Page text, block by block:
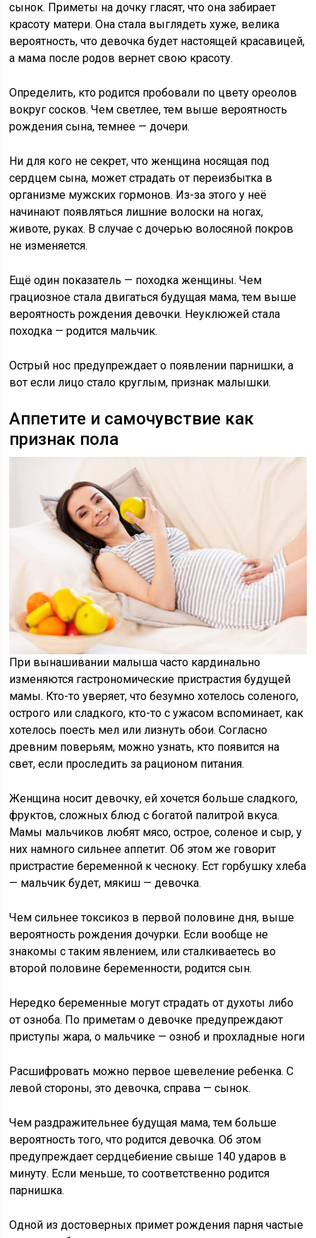
сынок. Приметы на дочку гласят, что она забирает
красоту матери. Она стала выглядеть хуже, велика
вероятность, что девочка будет настоящей красавицей,
а мама после родов вернет свою красоту.
Определить, кто родится пробовали по цвету ореолов
вокруг сосков. Чем светлее, тем выше вероятность
рождения сына, темнее — дочери.
Ни для кого не секрет, что женщина носящая под
сердцем сына, может страдать от переизбытка в
организме мужских гормонов. Из-за этого у неё
начинают появляться лишние волоски на ногах,
животе, руках. В случае с дочерью волосяной покров
не изменяется.
Ещё один показатель — походка женщины. Чем
грациозное стала двигаться будущая мама, тем выше
вероятность рождения девочки. Неуклюжей стала
походка — родится мальчик.
Острый нос предупреждает о появлении парнишки, а
вот если лицо стало круглым, признак малышки.
Аппетите и самочувствие как
признак пола
При вынашивании малыша часто кардинально
изменяются гастрономические пристрастия будущей
мамы. Кто-то уверяет, что безумно хотелось соленого,
острого или сладкого, кто-то с ужасом вспоминает, как
хотелось поесть мел или лизнуть обои. Согласно
древним поверьям, можно узнать, кто появится на
свет, если проследить за рационом питания.
Женщина носит девочку, ей хочется больше сладкого,
фруктов, сложных блюд с богатой палитрой вкуса.
Мамы мальчиков любят мясо, острое, соленое и сыр, у
них намного сильнее аппетит. Об этом же говорит
пристрастие беременной к чесноку. Ест горбушку хлеба
— мальчик будет, мякиш — девочка.
Чем сильнее токсикоз в первой половине дня, выше
вероятность рождения дочурки. Если вообще не
знакомы с таким явлением, или сталкиваетесь во
второй половине беременности, родится сын.
Нередко беременные могут страдать от духоты либо
от озноба. По приметам о девочке предупреждают
приступы жара, о мальчике — озноб и прохладные ноги
Расшифровать можно первое шевеление ребенка. С
левой стороны, это девочка, справа — сынок.
Чем раздражительнее будущая мама, тем больше
вероятность того, что родится девочка. Об этом
предупреждает сердцебиение свыше 140 ударов в
минуту. Если меньше, то соответственно родится
парнишка.
Одной из достоверных примет рождения парня частые